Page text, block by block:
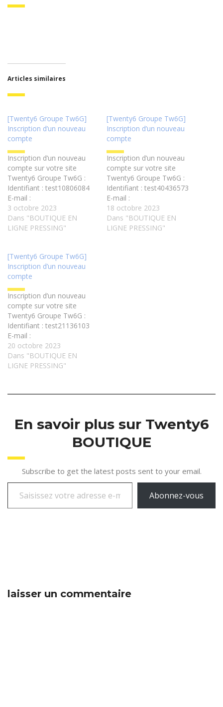
Articles similaires
[Twenty6 Groupe Tw6G]
Inscription d’un nouveau
compte
Inscription d’un nouveau
compte sur votre site
Twenty6 Groupe Tw6G :
Identifiant : test10806084
E-mail :
test10806084@email.imailfree.cc
3 octobre 2023
Dans "BOUTIQUE EN
LIGNE PRESSING"
[Twenty6 Groupe Tw6G]
Inscription d’un nouveau
compte
Inscription d’un nouveau
compte sur votre site
Twenty6 Groupe Tw6G :
Identifiant : test40436573
E-mail :
test40436573@email.imailfree.cc
18 octobre 2023
Dans "BOUTIQUE EN
LIGNE PRESSING"
[Twenty6 Groupe Tw6G]
Inscription d’un nouveau
compte
Inscription d’un nouveau
compte sur votre site
Twenty6 Groupe Tw6G :
Identifiant : test21136103
E-mail :
test21136103@email.imailfree.cc
20 octobre 2023
Dans "BOUTIQUE EN
LIGNE PRESSING"
En savoir plus sur Twenty6
BOUTIQUE
Subscribe to get the latest posts sent to your email.
Abonnez-vous
laisser un commentaire